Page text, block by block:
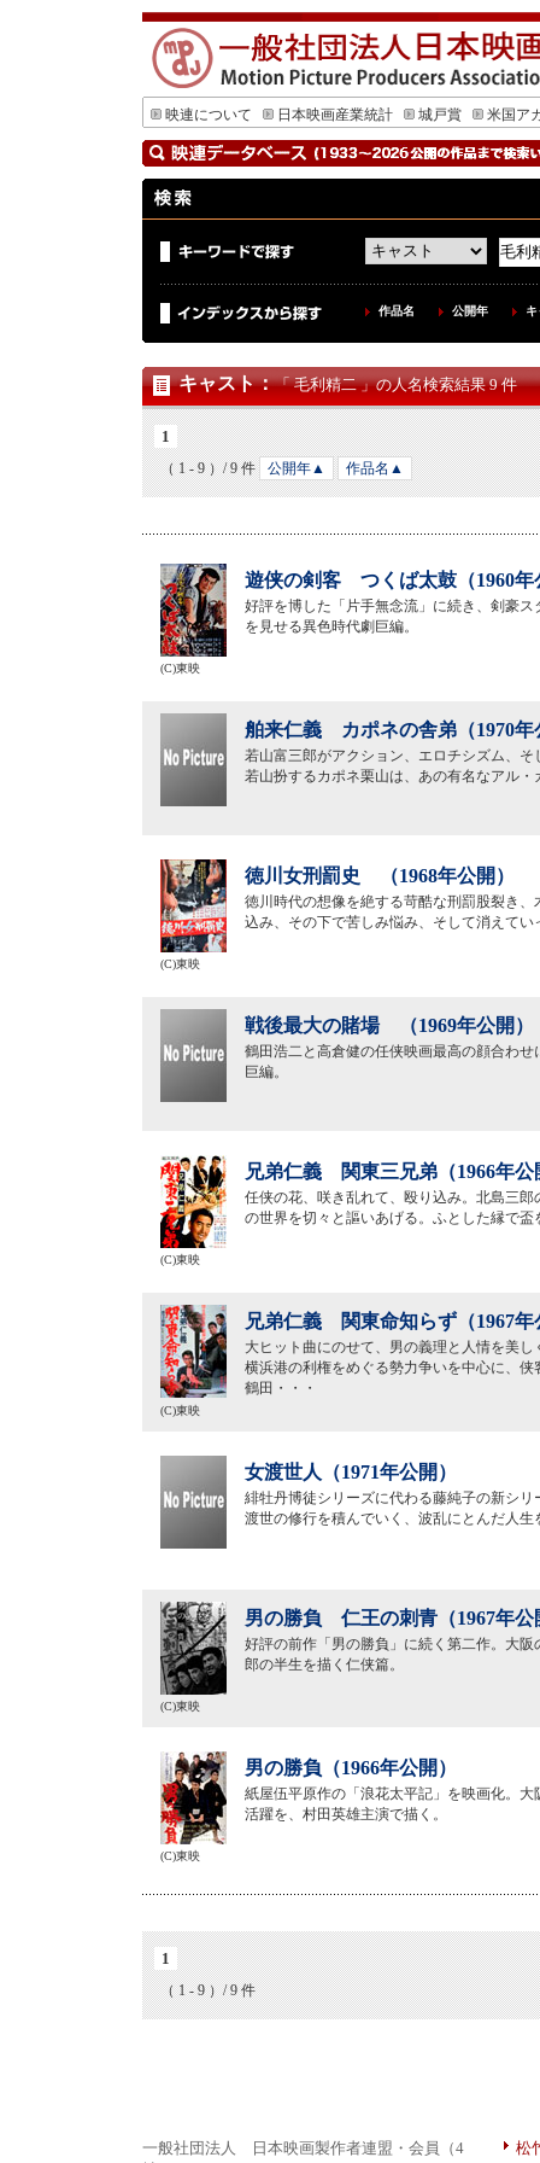
映連について 日本映画産業統計 城戸賞 米国ア
作品名 公開年
キャスト：「 毛利精二 」の人名検索結果 9 件
1
（ 1 - 9 ）/ 9 件 公開年▲ 作品名▲
遊侠の剣客 つくば太鼓（1960年
好評を博した「片手無念流」に続き、剣豪
を見せる異色時代劇巨編。
(C)東映
舶来仁義 カポネの舎弟（1970年
若山富三郎がアクション、エロチシズム、
若山扮するカポネ栗山は、あの有名なアル
徳川女刑罰史 （1968年公開）
徳川時代の想像を絶する苛酷な刑罰股裂き
込み、その下で苦しみ悩み、そして消えて
(C)東映
戦後最大の賭場 （1969年公開）
鶴田浩二と高倉健の任侠映画最高の顔合わ
巨編。
兄弟仁義 関東三兄弟（1966年公
任侠の花、咲き乱れて、殴り込み。北島三
の世界を切々と謳いあげる。ふとした縁で
(C)東映
兄弟仁義 関東命知らず（1967年
大ヒット曲にのせて、男の義理と人情を美
横浜港の利権をめぐる勢力争いを中心に、
鶴田・・・
(C)東映
女渡世人（1971年公開）
緋牡丹博徒シリーズに代わる藤純子の新シ
渡世の修行を積んでいく、波乱にとんだ人
男の勝負 仁王の刺青（1967年公
好評の前作「男の勝負」に続く第二作。大
郎の半生を描く仁侠篇。
(C)東映
男の勝負（1966年公開）
紙屋伍平原作の「浪花太平記」を映画化。
活躍を、村田英雄主演で描く。
(C)東映
1
（ 1 - 9 ）/ 9 件
一般社団法人 日本映画製作者連盟・会員（4
松